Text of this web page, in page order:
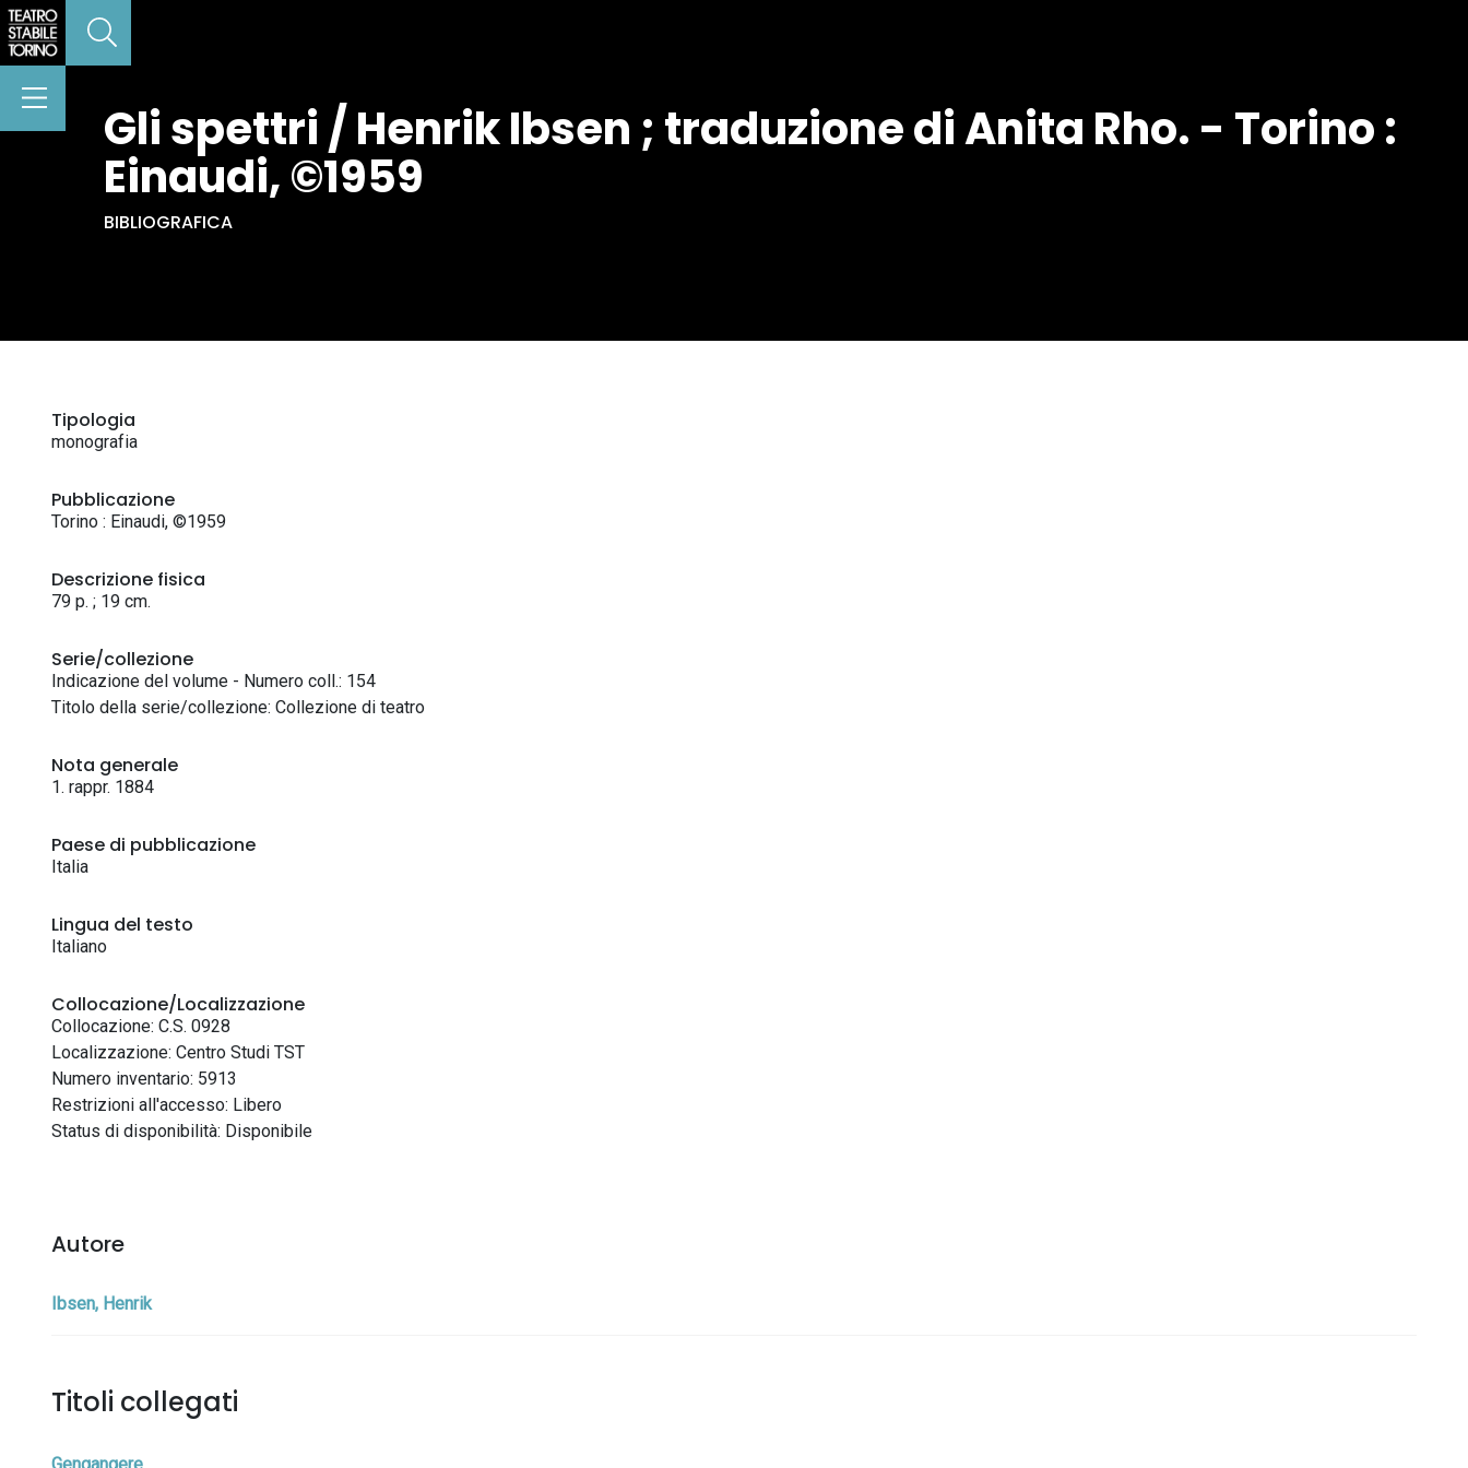
Gli spettri / Henrik Ibsen ; traduzione di Anita Rho. - Torino :
Einaudi, ©1959
BIBLIOGRAFICA
Tipologia
monografia
Pubblicazione
Torino : Einaudi, ©1959
Descrizione fisica
79 p. ; 19 cm.
Serie/collezione
Indicazione del volume - Numero coll.: 154
Titolo della serie/collezione: Collezione di teatro
Nota generale
1. rappr. 1884
Paese di pubblicazione
Italia
Lingua del testo
Italiano
Collocazione/Localizzazione
Collocazione: C.S. 0928
Localizzazione: Centro Studi TST
Numero inventario: 5913
Restrizioni all'accesso: Libero
Status di disponibilità: Disponibile
Autore
Ibsen, Henrik
Titoli collegati